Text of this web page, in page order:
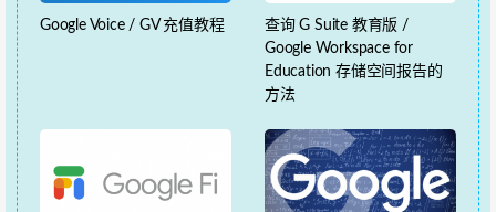
Google Voice / GV 充值教程
查询 G Suite 教育版 /
Google Workspace for
Education 存储空间报告的
方法